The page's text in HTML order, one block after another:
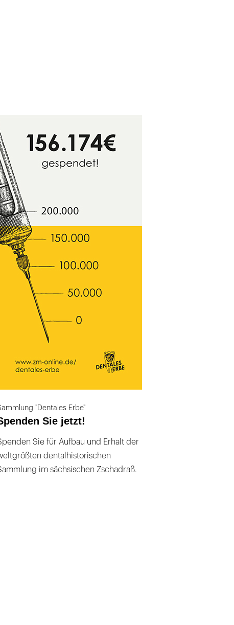
"Dentales Erbe"
Sie jetzt!
Sie für Aufbau und Erhalt der
dentalhistorischen
im sächsischen Zschadraß.